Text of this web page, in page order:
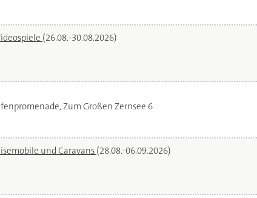
(26.08.-30.08.2026)
Zum Großen Zernsee 6
und Caravans (28.08.-06.09.2026)